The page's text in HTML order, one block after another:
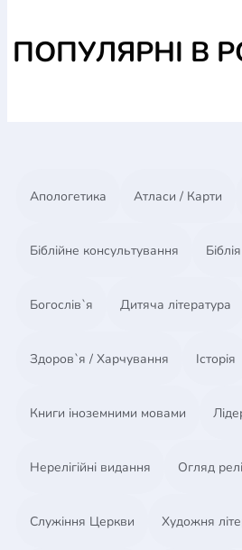
ПОПУЛЯРНІ В
Апологетика Атласи / Карти
Біблійне консультування
Богослів`я Дитяча література
Здоров`я / Харчування Історія
Книги іноземними мовами
Нерелігійні видання Огляд
Служіння Церкви Художня